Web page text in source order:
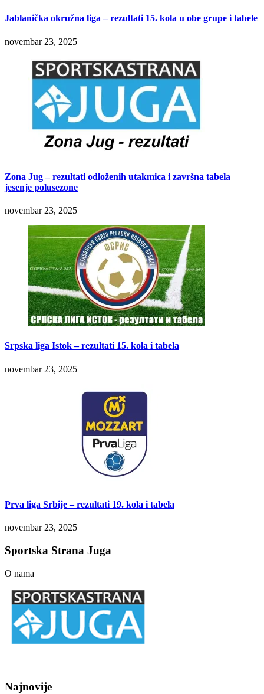
Jablanička okružna liga – rezultati 15. kola u obe grupe i tabele
novembar 23, 2025
Zona Jug – rezultati odloženih utakmica i završna tabela
jesenje polusezone
novembar 23, 2025
Srpska liga Istok – rezultati 15. kola i tabela
novembar 23, 2025
Prva liga Srbije – rezultati 19. kola i tabela
novembar 23, 2025
Sportska Strana Juga
O nama
Najnovije